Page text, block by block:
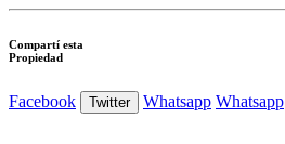
Compartí esta
Propiedad
Facebook Twitter Whatsapp Whatsapp